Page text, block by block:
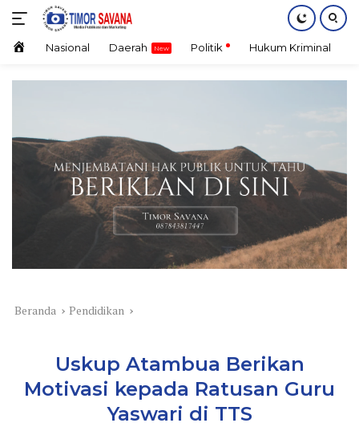
Langsung
konten HomeNasional Daerah Politik Hukum Kriminal
Beranda Pendidikan
Uskup Atambua Berikan
Motivasi kepada Ratusan Guru
Yaswari di TTS